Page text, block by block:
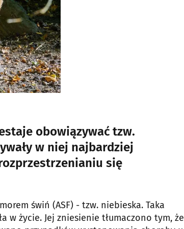
obowiązywać tzw.
w niej najbardziej
się
świń (ASF) - tzw. niebieska. Taka
w życie. Jej zniesienie tłumaczono tym, że